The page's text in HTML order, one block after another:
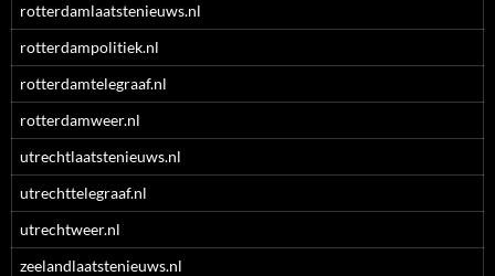
rotterdamlaatstenieuws.nl
rotterdampolitiek.nl
rotterdamtelegraaf.nl
rotterdamweer.nl
utrechtlaatstenieuws.nl
utrechttelegraaf.nl
utrechtweer.nl
zeelandlaatstenieuws.nl